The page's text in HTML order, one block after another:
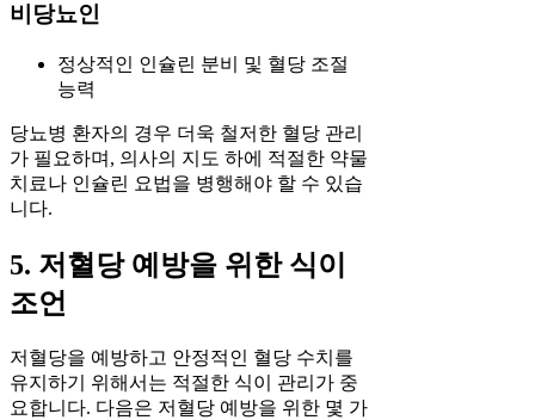
비당뇨인
정상적인 인슐린 분비 및 혈당 조절
능력
당뇨병 환자의 경우 더욱 철저한 혈당 관리
가 필요하며, 의사의 지도 하에 적절한 약물
치료나 인슐린 요법을 병행해야 할 수 있습
니다.
5. 저혈당 예방을 위한 식이
조언
저혈당을 예방하고 안정적인 혈당 수치를
유지하기 위해서는 적절한 식이 관리가 중
요합니다. 다음은 저혈당 예방을 위한 몇 가